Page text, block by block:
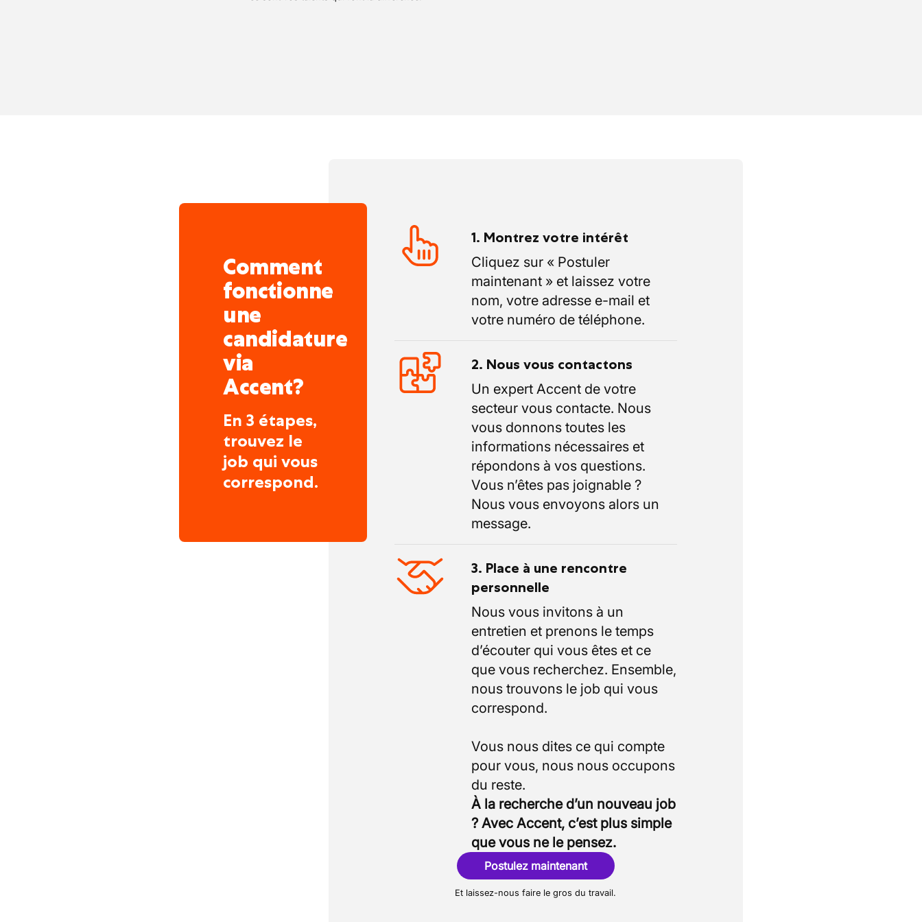
Comment
fonctionne
une
candidature
via
Accent?
En 3 étapes,
trouvez le
job qui vous
correspond.
1. Montrez votre intérêt
Cliquez sur « Postuler
maintenant » et laissez votre
nom, votre adresse e-mail et
votre numéro de téléphone.
2. Nous vous contactons
Un expert Accent de votre
secteur vous contacte. Nous
vous donnons toutes les
informations nécessaires et
répondons à vos questions.
Vous n’êtes pas joignable ?
Nous vous envoyons alors un
message.
3. Place à une rencontre
personnelle
Nous vous invitons à un
entretien et prenons le temps
d’écouter qui vous êtes et ce
que vous recherchez. Ensemble,
nous trouvons le job qui vous
correspond.
Vous nous dites ce qui compte
pour vous, nous nous occupons
À la recherche d’un nouveau job
? Avec Accent, c’est plus simple
que vous ne le pensez.
Postulez maintenant
Et laissez-nous faire le gros du travail.